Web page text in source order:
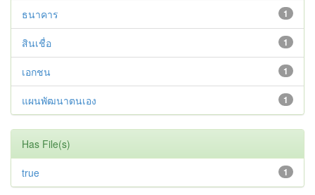
1
ธนาคาร
1
สินเชื่อ
1
เอกชน
1
แผนพัฒนาตนเอง
Has File(s)
1
true